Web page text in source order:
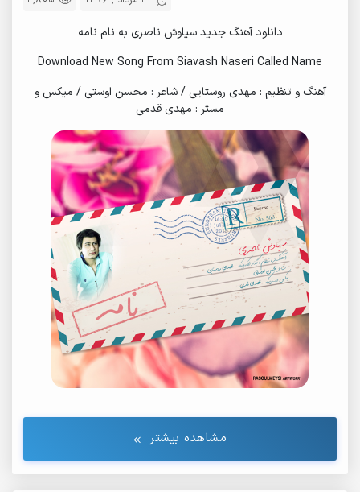
دانلود آهنگ جدید سیاوش ناصری به نام نامه
Download New Song From Siavash Naseri Called Name
آهنگ و تنظیم : مهدی روستایی / شاعر : محسن اوستی / میکس و
مستر : مهدی قدمی
مشاهده بیشتر